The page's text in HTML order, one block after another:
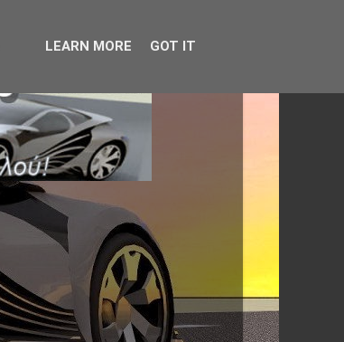
LEARN MORE GOT IT